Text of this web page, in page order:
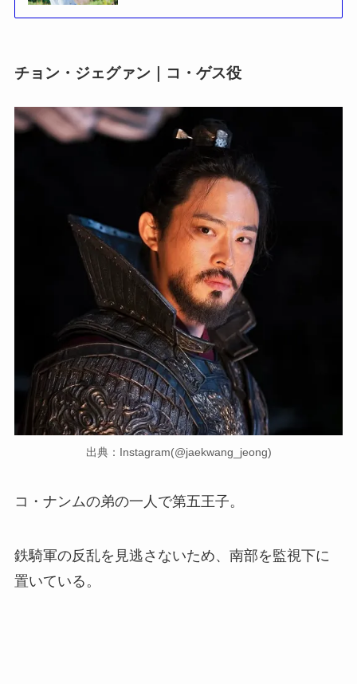
チョン・ジェグァン｜コ・ゲス役
出典：Instagram(@jaekwang_jeong)
コ・ナンムの弟の一人で第五王子。
鉄騎軍の反乱を見逃さないため、南部を監視下に
置いている。